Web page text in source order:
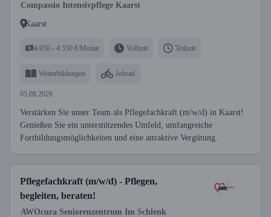
Compassio Intensivpflege Kaarst
Kaarst
4.050 - 4.550 €/Monat Vollzeit Teilzeit
Weiterbildungen Jobrad
05.08.2026
Verstärken Sie unser Team als Pflegefachkraft (m/w/d) in Kaarst!
Genießen Sie ein unterstützendes Umfeld, umfangreiche
Fortbildungsmöglichkeiten und eine attraktive Vergütung.
Pflegefachkraft (m/w/d) - Pflegen,
begleiten, beraten!
AWOcura Seniorenzentrum Im Schlenk